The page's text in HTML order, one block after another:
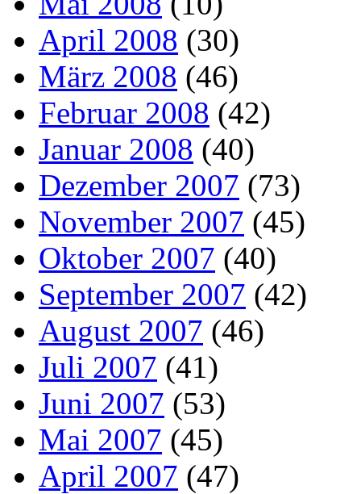
April 2008 (30)
März 2008 (46)
Februar 2008 (42)
Januar 2008 (40)
Dezember 2007 (73)
November 2007 (45)
Oktober 2007 (40)
September 2007 (42)
August 2007 (46)
Juli 2007 (41)
Juni 2007 (53)
Mai 2007 (45)
April 2007 (47)